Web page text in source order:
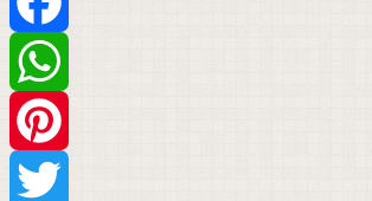
Facebook
WhatsApp
Pinterest